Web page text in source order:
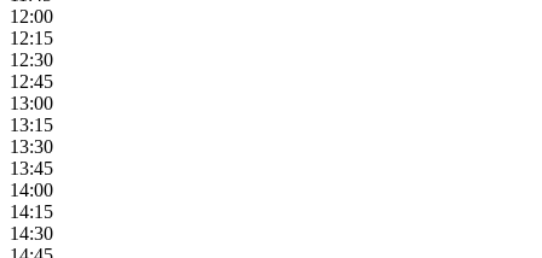
12:00
12:15
12:30
12:45
13:00
13:15
13:30
13:45
14:00
14:15
14:30